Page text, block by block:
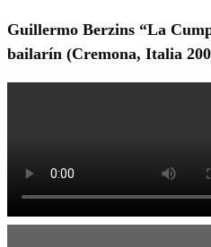
Guillermo Berzins “La
bailarín (Cremona, Italia